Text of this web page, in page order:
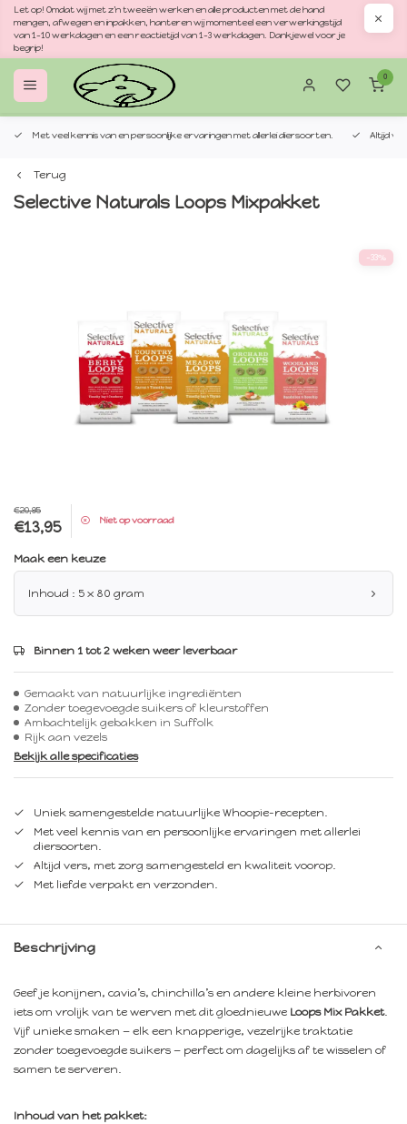
Let op! Omdat wij met z'n tweeën werken en alle producten met de hand
mengen, afwegen en inpakken, hanteren wij momenteel een verwerkingstijd
van 1–10 werkdagen en een reactietijd van 1–3 werkdagen. Dankjewel voor je
begrip!
0
Met veel kennis van en persoonlijke ervaringen met allerlei diersoorten. Altijd
Terug
Selective Naturals Loops Mixpakket
-33%
€20,95
€13,95 Niet op voorraad
Maak een keuze
Inhoud : 5 x 80 gram
Binnen 1 tot 2 weken weer leverbaar
Gemaakt van natuurlijke ingrediënten
Zonder toegevoegde suikers of kleurstoffen
Ambachtelijk gebakken in Suffolk
Rijk aan vezels
Bekijk alle specificaties
Uniek samengestelde natuurlijke Whoopie-recepten.
Met veel kennis van en persoonlijke ervaringen met allerlei
diersoorten.
Altijd vers, met zorg samengesteld en kwaliteit voorop.
Met liefde verpakt en verzonden.
Beschrijving
Geef je konijnen, cavia’s, chinchilla’s en andere kleine herbivoren
iets om vrolijk van te werven met dit gloednieuwe Loops Mix Pakket.
Vijf unieke smaken — elk een knapperige, vezelrijke traktatie
zonder toegevoegde suikers — perfect om dagelijks af te wisselen of
samen te serveren.
Inhoud van het pakket: